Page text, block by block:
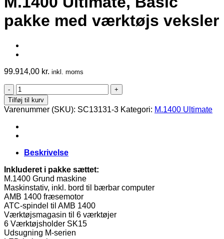
pakke med værktøjs veksler
99.914,00 kr. inkl. moms
M.1400
Ultimate,
Basic
pakke
med
værktøjs
antal
Tilføj til kurv
Varenummer (SKU): SC13131-3 Kategori: M.1400 Ultimate
Beskrivelse
Inkluderet i pakke sættet:
M.1400 Grund maskine
Maskinstativ, inkl. bord til bærbar computer
AMB 1400 fræsemotor
ATC-spindel til AMB 1400
Værktøjsmagasin til 6 værktøjer
6 Værktøjsholder SK15
Udsugning M-serien